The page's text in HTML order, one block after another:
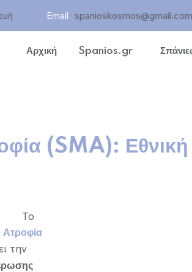
Email spanioskosmos@gmail.com
Αρχική Spanios.gr
(SMA):
Το
Ατροφία
την